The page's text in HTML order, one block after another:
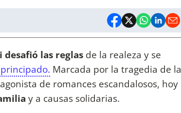
las reglas de la realeza y se
Marcada por la tragedia de la
de romances escandalosos, hoy
y a causas solidarias.